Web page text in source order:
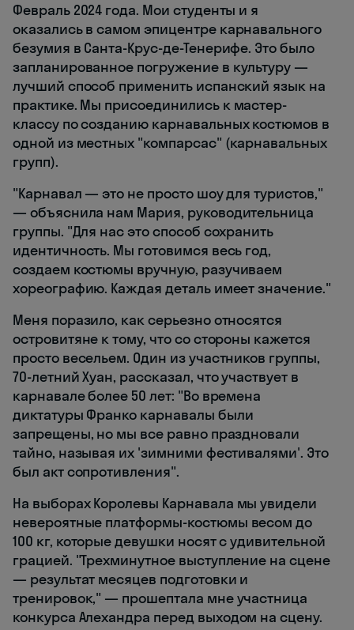
Февраль 2024 года. Мои студенты и я
оказались в самом эпицентре карнавального
безумия в Санта-Крус-де-Тенерифе. Это было
запланированное погружение в культуру —
лучший способ применить испанский язык на
практике. Мы присоединились к мастер-
классу по созданию карнавальных костюмов в
одной из местных "компарсас" (карнавальных
групп).
"Карнавал — это не просто шоу для туристов,"
— объяснила нам Мария, руководительница
группы. "Для нас это способ сохранить
идентичность. Мы готовимся весь год,
создаем костюмы вручную, разучиваем
хореографию. Каждая деталь имеет значение."
Меня поразило, как серьезно относятся
островитяне к тому, что со стороны кажется
просто весельем. Один из участников группы,
70-летний Хуан, рассказал, что участвует в
карнавале более 50 лет: "Во времена
диктатуры Франко карнавалы были
запрещены, но мы все равно праздновали
тайно, называя их 'зимними фестивалями'. Это
был акт сопротивления".
На выборах Королевы Карнавала мы увидели
невероятные платформы-костюмы весом до
100 кг, которые девушки носят с удивительной
грацией. "Трехминутное выступление на сцене
— результат месяцев подготовки и
тренировок," — прошептала мне участница
конкурса Алехандра перед выходом на сцену.